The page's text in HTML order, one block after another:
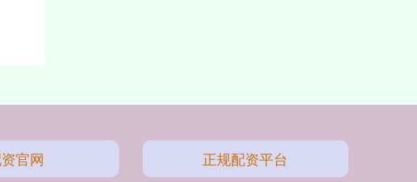
官网 正规配资平台